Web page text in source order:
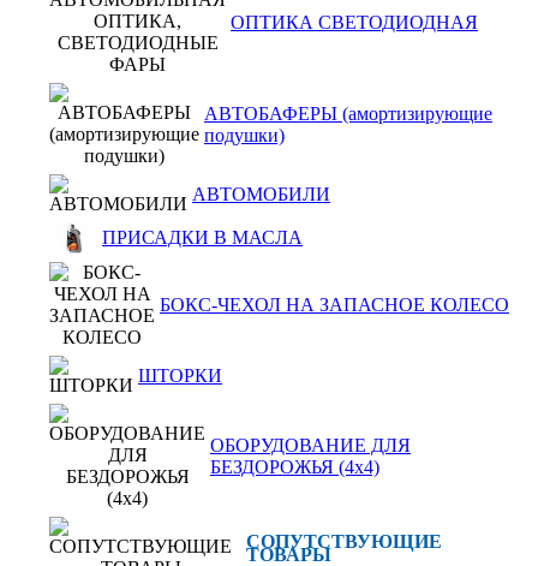
ОПТИКА СВЕТОДИОДНАЯ
АВТОБАФЕРЫ (амортизирующие
подушки)
АВТОМОБИЛИ
ПРИСАДКИ В МАСЛА
БОКС-ЧЕХОЛ НА ЗАПАСНОЕ КОЛЕСО
ШТОРКИ
ОБОРУДОВАНИЕ ДЛЯ
БЕЗДОРОЖЬЯ (4x4)
СОПУТСТВУЮЩИЕ
ТОВАРЫ